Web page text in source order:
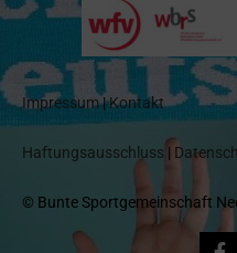
Impressum|Kontakt
Haftungsausschluss |
© Bunte Sportgemeinschaft